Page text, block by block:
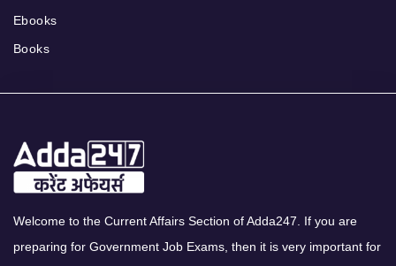
Ebooks
Books
Welcome to the Current Affairs Section of Adda247. If you are
preparing for Government Job Exams, then it is very important for